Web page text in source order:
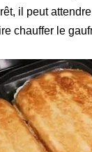
il peut
chauffer le